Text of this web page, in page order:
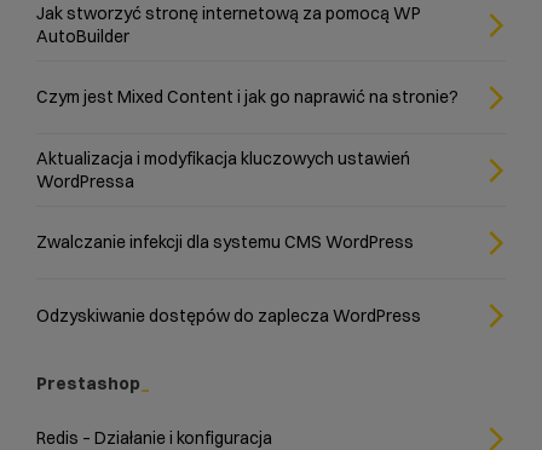
Jak stworzyć stronę internetową za pomocą WP
AutoBuilder
Czym jest Mixed Content i jak go naprawić na stronie?
Aktualizacja i modyfikacja kluczowych ustawień
WordPressa
Zwalczanie infekcji dla systemu CMS WordPress
Odzyskiwanie dostępów do zaplecza WordPress
Prestashop
Redis – Działanie i konfiguracja